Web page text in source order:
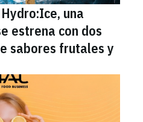
una
estrena con dos
sabores frutales y